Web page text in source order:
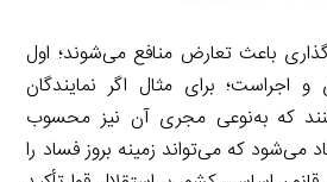
باعث تعارض منافع می‌شوند؛ اول
و اجراست؛ برای مثال اگر نمایندگان
که به‌نوعی مجری آن نیز محسوب
می‌شود که می‌تواند زمینه بروز فساد را